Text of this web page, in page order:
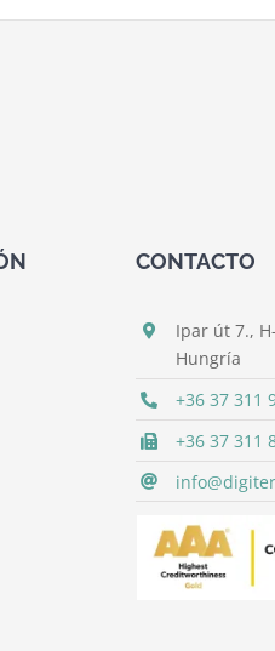
CONTACTO
Ipar út 7.,
Hungría
+36 37 311
+36 37 311